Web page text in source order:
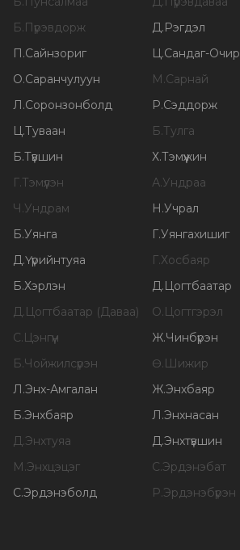
Б.Пүрэвдорж Д.Рэгдэл
П.Сайнзориг Ц.Сандаг-Очир
О.Саранчулуун М.Сарнай
Л.Соронзонболд Р.Сэддорж
Ц.Туваан Б.Тулга
Б.Түвшин Х.Тэмүүжин
Г.Тэмүүлэн А.Ундраа
Ч.Ундрам Н.Учрал
Б.Уянга Г.Уянгахишиг
Д.Үүрийнтуяа Г.Хосбаяр
Б.Хэрлэн Д.Цогтбаатар
Д.Цогтбаатар (Даваа) О.Цогтгэрэл
С.Цэнгүүн Ж.Чинбүрэн
Б.Чойжилсүрэн Ө.Шижир
Л.Энх-Амгалан Ж.Энхбаяр
Б.Энхбаяр Л.Энхнасан
Д.Энхтуяа Д.Энхтүвшин
М.Энхцэцэг С.Эрдэнэбат
С.Эрдэнэболд Р.Эрдэнэбүрэн